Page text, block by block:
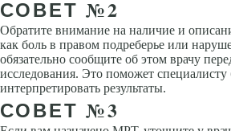
СОВЕТ №2
Обратите внимание на наличие и
как боль в правом подреберье или
обязательно сообщите об этом врачу
исследования. Это поможет специалисту
интерпретировать результаты.
СОВЕТ №3